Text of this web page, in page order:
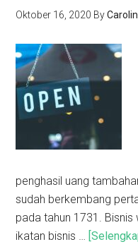
Oktober 16, 2020 By
penghasil uang
sudah berkembang
pada tahun 1731.
ikatan bisnis …